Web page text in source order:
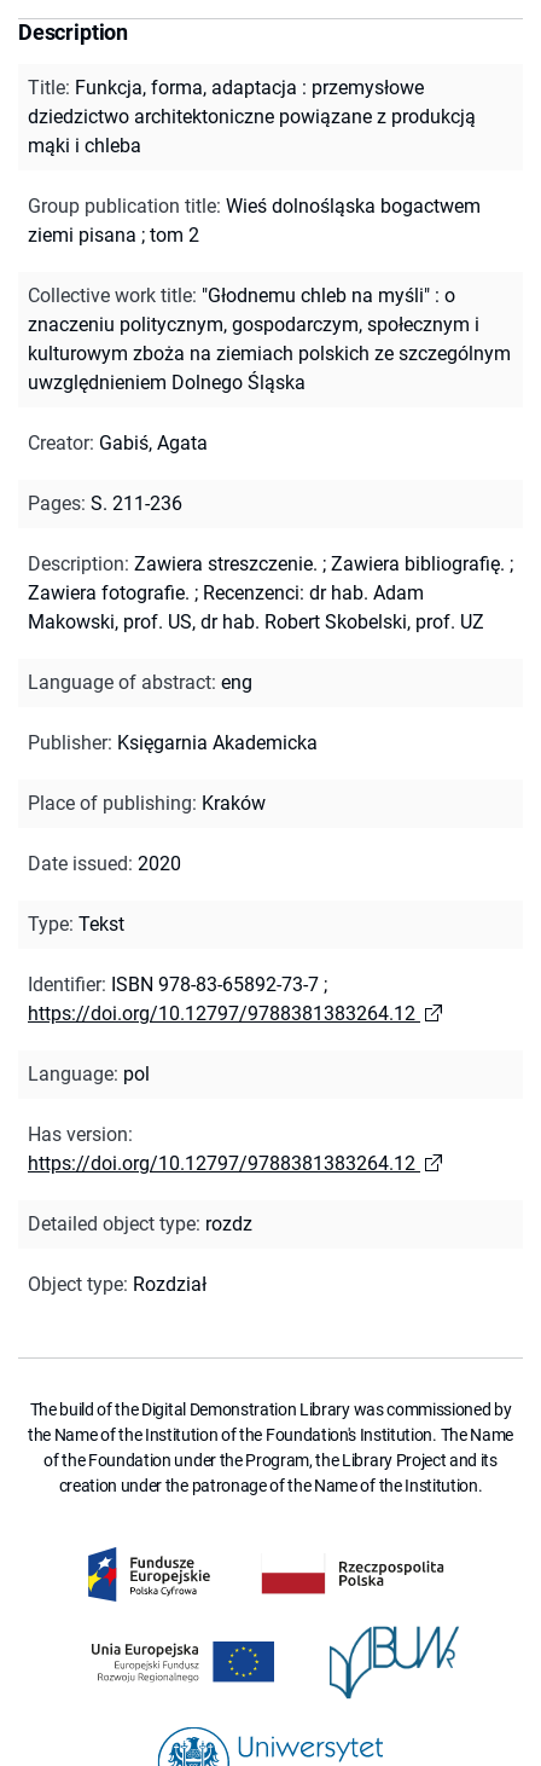
Description
Title: Funkcja, forma, adaptacja : przemysłowe
dziedzictwo architektoniczne powiązane z produkcją
mąki i chleba
Group publication title: Wieś dolnośląska bogactwem
ziemi pisana ; tom 2
Collective work title: "Głodnemu chleb na myśli" : o
znaczeniu politycznym, gospodarczym, społecznym i
kulturowym zboża na ziemiach polskich ze szczególnym
uwzględnieniem Dolnego Śląska
Creator: Gabiś, Agata
Pages: S. 211-236
Description: Zawiera streszczenie. ; Zawiera bibliografię. ;
Zawiera fotografie. ; Recenzenci: dr hab. Adam
Makowski, prof. US, dr hab. Robert Skobelski, prof. UZ
Language of abstract: eng
Publisher: Księgarnia Akademicka
Place of publishing: Kraków
Date issued: 2020
Type: Tekst
Identifier: ISBN 978-83-65892-73-7 ;
https://doi.org/10.12797/9788381383264.12
Language: pol
Has version:
https://doi.org/10.12797/9788381383264.12
Detailed object type: rozdz
Object type: Rozdział
The build of the Digital Demonstration Library was commissioned by
the Name of the Institution of the Foundation's Institution. The Name
of the Foundation under the Program, the Library Project and its
creation under the patronage of the Name of the Institution.